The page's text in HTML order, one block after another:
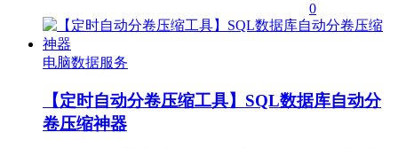
0
电脑数据服务
【定时自动分卷压缩工具】SQL数据库自动分
卷压缩神器